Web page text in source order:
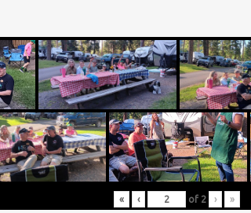
« ‹ of 2 › »